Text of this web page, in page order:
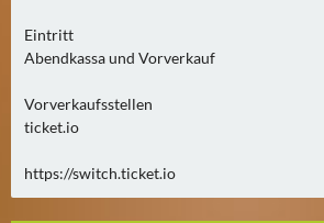
G
E
(
)
Eintritt
Abendkassa und Vorverkauf
Vorverkaufsstellen
ticket.io
https://switch.ticket.io